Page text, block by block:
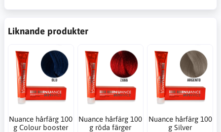
Liknande produkter
Nuance hårfärg 100
g Colour booster
Nuance hårfärg 100
g röda färger
Nuance hårfärg 100
g Silver